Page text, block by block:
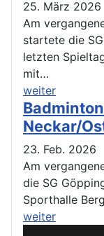
25. März 2026
Am
startete die
letzten
mit…
weiter
Neckar/
23. Feb. 2026
Am
die SG
Sporthalle
weiter